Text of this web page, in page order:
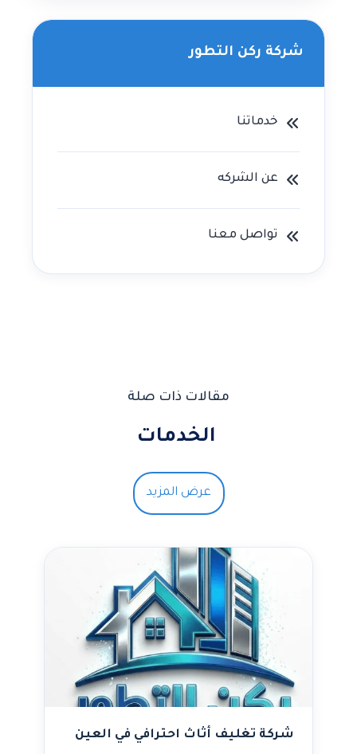
شركة ركن التطور
خدماتنا
عن الشركه
تواصل معنا
مقالات ذات صلة
الخدمات
عرض المزيد
شركة تغليف أثاث احترافي في العين